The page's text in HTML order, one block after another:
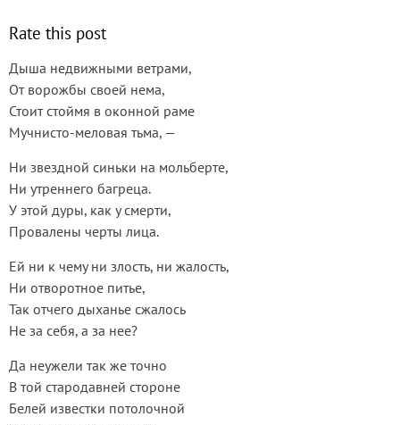
Rate this post
Дыша недвижными ветрами,
От ворожбы своей нема,
Стоит стоймя в оконной раме
Мучнисто-меловая тьма, —
Ни звездной синьки на мольберте,
Ни утреннего багреца.
У этой дуры, как у смерти,
Провалены черты лица.
Ей ни к чему ни злость, ни жалость,
Ни отворотное питье,
Так отчего дыханье сжалось
Не за себя, а за нее?
Да неужели так же точно
В той стародавней стороне
Белей известки потолочной